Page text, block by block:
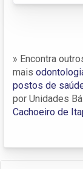
» Encontra
mais
postos de
por Unidades
Cachoeiro de